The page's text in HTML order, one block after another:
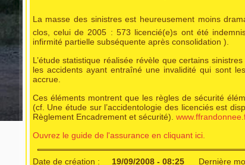
La masse des sinistres est heureusement moins
clos, celui de 2005 : 573 licencié(e)s ont été
infirmité partielle subséquente après consolidation ).
L’étude statistique réalisée révèle que certains
les accidents ayant entraîné une invalidité qui sont
accrue.
Ces éléments montrent que les règles de sécurité
(cf. Une étude sur l’accidentologie des licenciés est
Règlement Encadrement et sécurité).
Ouvrez le guide de l'assurance en cliquant ici.
Date de création : 19/09/2008 - 08:25
Dernière